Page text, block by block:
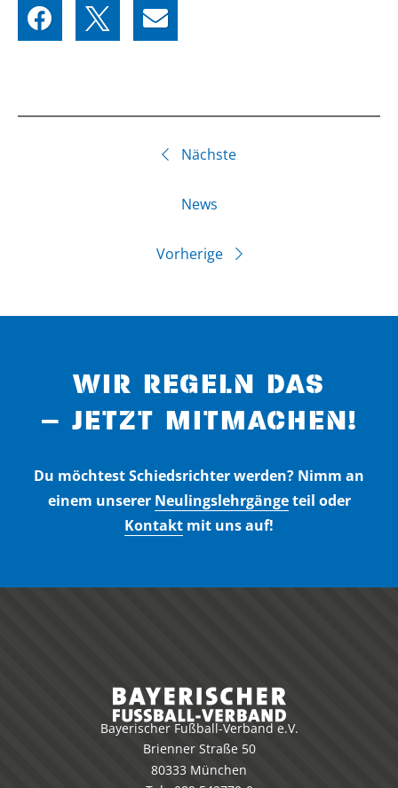
Nächste
News
Vorherige
WIR REGELN DAS
– JETZT MITMACHEN!
Du möchtest Schiedsrichter werden? Nimm an
einem unserer Neulingslehrgängeteil oder
Kontakt mit uns auf!
Bayerischer Fußball-Verband e.V.
Brienner Straße 50
80333 München